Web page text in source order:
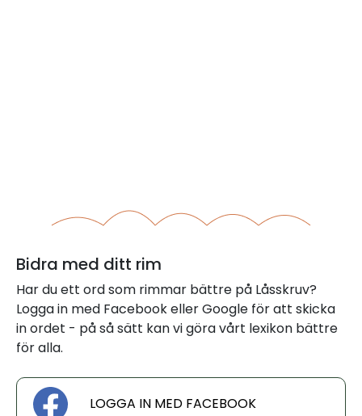
Bidra med ditt rim
Har du ett ord som rimmar bättre på Låsskruv?
Logga in med Facebook eller Google för att skicka
in ordet - på så sätt kan vi göra vårt lexikon bättre
för alla.
LOGGA IN MED FACEBOOK